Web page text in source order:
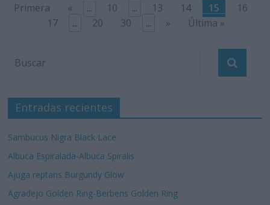
Primera
« ... 10 ... 13 14 15
16
17
... 20 30 ... » Última »
Entradas recientes
Sambucus Nigra Black Lace
Albuca Espiralada-Albuca Spiralis
Ajuga reptans Burgundy Glow
Agradejo Golden Ring-Berberis Golden Ring